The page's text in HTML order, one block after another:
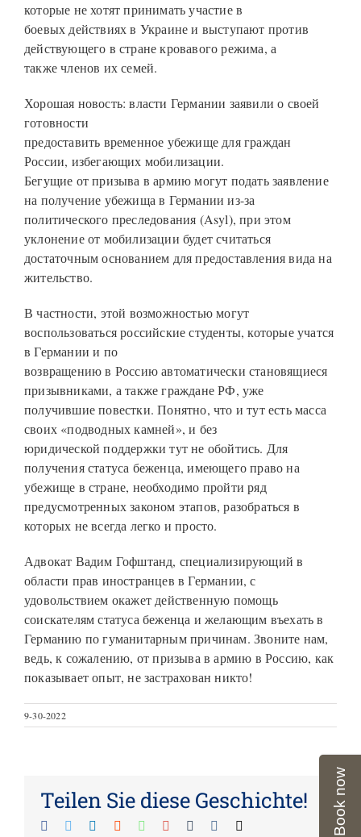
которые не хотят принимать участие в
боевых действиях в Украине и выступают против
действующего в стране кровавого режима, а
также членов их семей.
Хорошая новость: власти Германии заявили о своей
готовности
предоставить временное убежище для граждан
России, избегающих мобилизации.
Бегущие от призыва в армию могут подать заявление
на получение убежища в Германии из-за
политического преследования (Asyl), при этом
уклонение от мобилизации будет считаться
достаточным основанием для предоставления вида на
жительство.
В частности, этой возможностью могут
воспользоваться российские студенты, которые учатся
в Германии и по
возвращению в Россию автоматически становящиеся
призывниками, а также граждане РФ, уже
получившие повестки. Понятно, что и тут есть масса
своих «подводных камней», и без
юридической поддержки тут не обойтись. Для
получения статуса беженца, имеющего право на
убежище в стране, необходимо пройти ряд
предусмотренных законом этапов, разобраться в
которых не всегда легко и просто.
Адвокат Вадим Гофштанд, специализирующий в
области прав иностранцев в Германии, с
удовольствием окажет действенную помощь
соискателям статуса беженца и желающим въехать в
Германию по гуманитарным причинам. Звоните нам,
ведь, к сожалению, от призыва в армию в Россию, как
показывает опыт, не застрахован никто!
9-30-2022
Teilen Sie diese Geschichte!
Facebook
TwitterLinkedIn
Reddit WhatsappGoogle+
Tumblr Book now